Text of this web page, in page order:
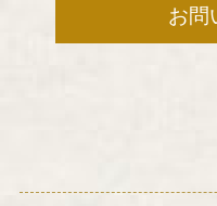
お
お問